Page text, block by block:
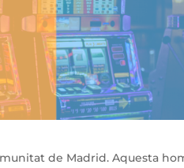
de Madrid. Aquesta